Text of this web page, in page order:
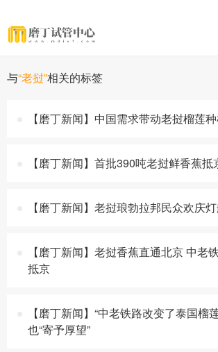
与“老挝”相关的标签
【磨丁新闻】中国需求带动老挝榴莲
【磨丁新闻】首批390吨老挝鲜香蕉抵
【磨丁新闻】老挝琅勃拉邦民众欢庆
【磨丁新闻】老挝香蕉直通北京 中老
抵京
【磨丁新闻】“中老铁路改变了泰国榴
也“寄予厚望”